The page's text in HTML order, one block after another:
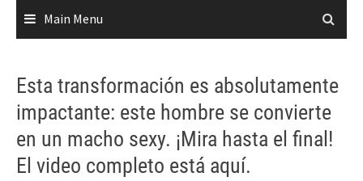
Main Menu
Esta transformación es absolutamente
impactante: este hombre se convierte
en un macho sexy. ¡Mira hasta el final!
El video completo está aquí.